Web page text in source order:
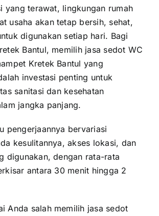
yang terawat, lingkungan rumah
usaha akan tetap bersih, sehat,
digunakan setiap hari. Bagi
Bantul, memilih jasa sedot WC
Kretek Bantul yang
investasi penting untuk
sanitasi dan kesehatan
jangka panjang.
pengerjaannya bervariasi
kesulitannya, akses lokasi, dan
digunakan, dengan rata-rata
antara 30 menit hingga 2
Anda salah memilih jasa sedot